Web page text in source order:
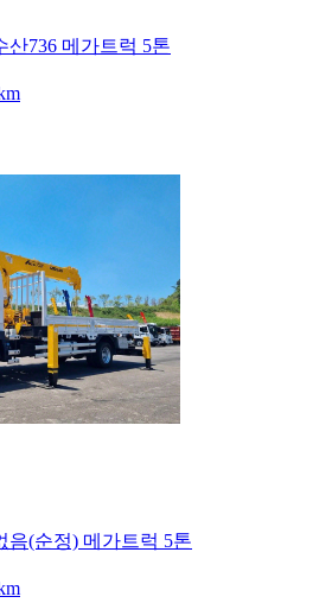
산736 메가트럭 5톤
음(순정) 메가트럭 5톤